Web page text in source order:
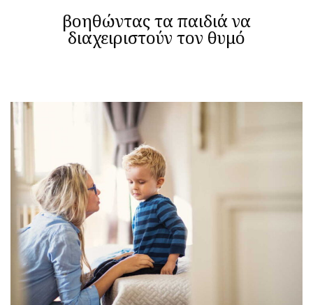
βοηθώντας τα παιδιά να
διαχειριστούν τον θυμό